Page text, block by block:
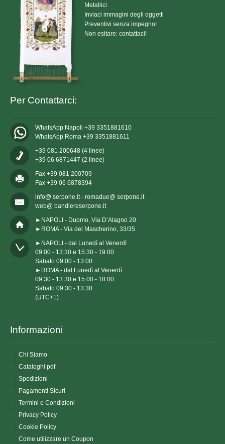
Metallici
Inviaci immagini degli oggetti
Preventivi senza impegno!
Non esitare: contattaci!
Per Contattarci:
WhatsApp Napoli +39 3351881610
WhatsApp Roma +39 3351881611
+39 081 200648 (4 linee)
+39 06 6871447 (2 linee)
Fax +39 081 200709
Fax +39 06 6878394
info@ serpone.it - romadue@ serpone.it
web@ bandiereserpone.it
►NAPOLI - Duomo, Via D’Alagno 20
►ROMA - Via del Mascherino, 33/35
►NAPOLI - dal Lunedì al Venerdì
09:00 - 13:30 e 15:30 - 19:00
Sabato 09:00 - 13:00
►ROMA - dal Lunedì al Venerdì
09:30 - 13:30 e 15:00 - 18:00
Sabato 09:30 - 13:30
(UTC+1)
Informazioni
Chi Siamo
Cataloghi pdf
Spedizioni
Pagamenti Sicuri
Termini e Condizioni
Privacy Policy
Cookie Policy
Come utilizzare un Coupon